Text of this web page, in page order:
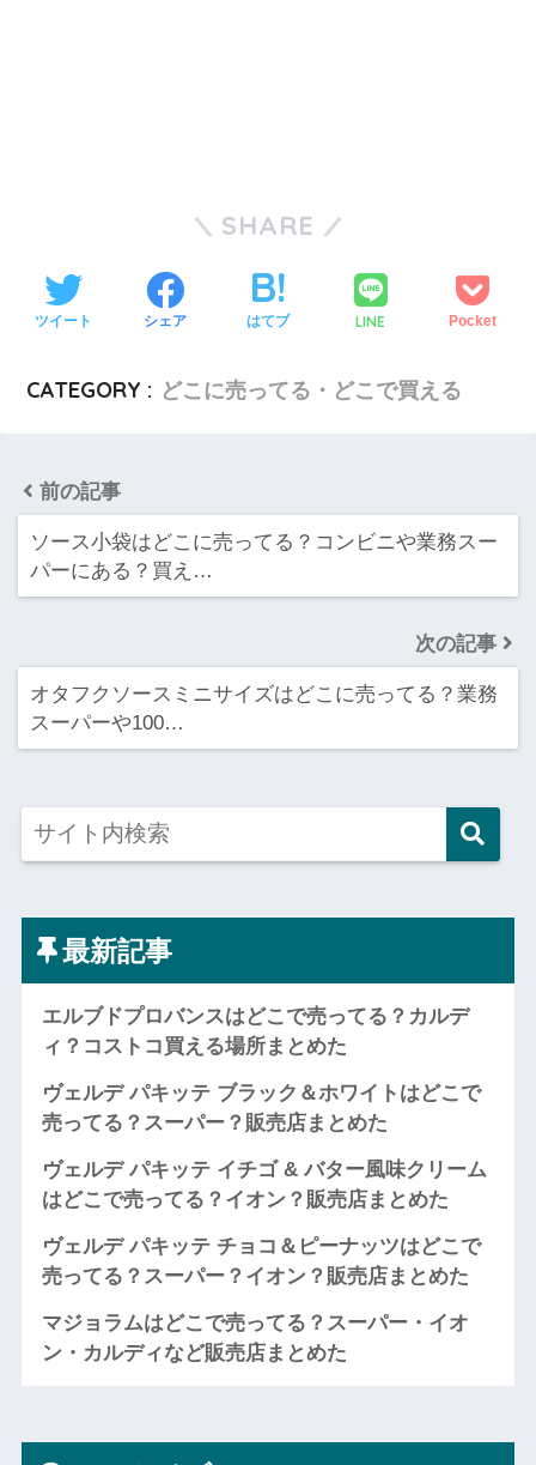
SHARE
ツイート シェア はてブ LINE Pocket
CATEGORY : どこに売ってる・どこで買える
前の記事
ソース小袋はどこに売ってる？コンビニや業務スー
パーにある？買え…
次の記事
オタフクソースミニサイズはどこに売ってる？業務
スーパーや100…
最新記事
エルブドプロバンスはどこで売ってる？カルデ
ィ？コストコ買える場所まとめた
ヴェルデ パキッテ ブラック＆ホワイトはどこで
売ってる？スーパー？販売店まとめた
ヴェルデ パキッテ イチゴ & バター風味クリーム
はどこで売ってる？イオン？販売店まとめた
ヴェルデ パキッテ チョコ＆ピーナッツはどこで
売ってる？スーパー？イオン？販売店まとめた
マジョラムはどこで売ってる？スーパー・イオ
ン・カルディなど販売店まとめた